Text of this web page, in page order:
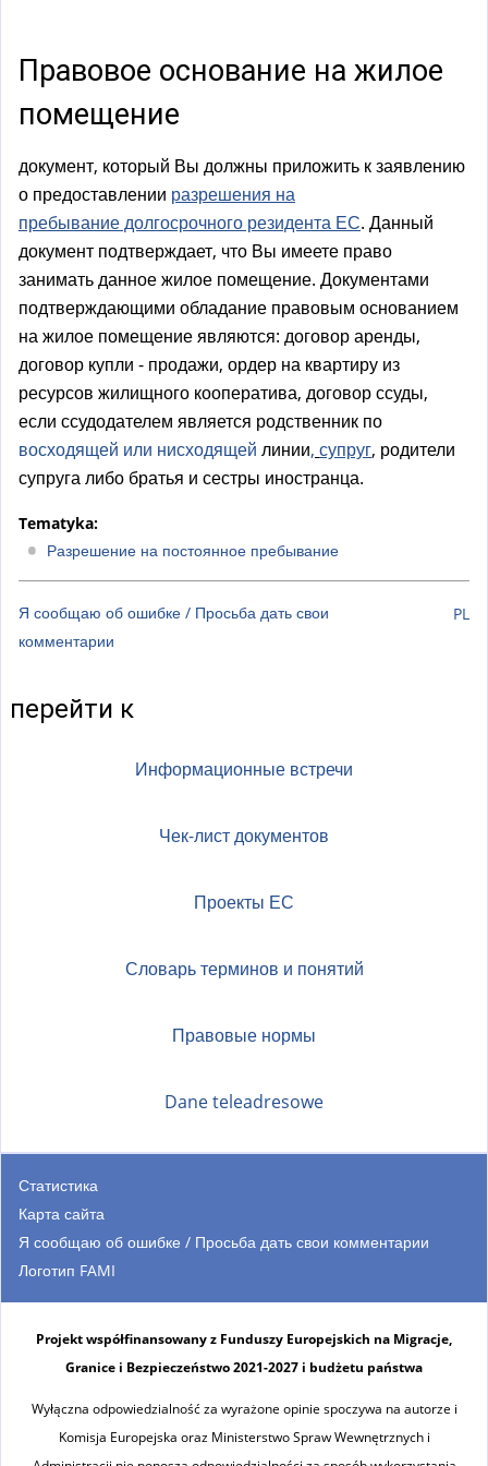
Правовое основание на жилое
помещение
документ, который Вы должны приложить к заявлению
о предоставлении разрешения на
пребывание долгосрочного резидента ЕС. Данный
документ подтверждает, что Вы имеете право
занимать данное жилое помещение. Документами
подтверждающими обладание правовым основанием
на жилое помещение являются: договор аренды,
договор купли - продажи, ордер на квартиру из
ресурсов жилищного кооператива, договор ссуды,
если ссудодателем является родственник по
восходящей или нисходящей линии, супруг, родители
супруга либо братья и сестры иностранца.
Tematyka:
Разрешение на постоянное пребывание
Я сообщаю об ошибке / Просьба дать свои
комментарии
PL
перейти к
Информационные встречи
Чек-лист документов
Проекты ЕС
Словарь терминов и понятий
Правовые нормы
Dane teleadresowe
Статистика
Карта сайта
Я сообщаю об ошибке / Просьба дать свои комментарии
Логотип FAMI
Projekt współfinansowany z Funduszy Europejskich na Migracje,
Granice i Bezpieczeństwo 2021-2027 i budżetu państwa
Wyłączna odpowiedzialność za wyrażone opinie spoczywa na autorze i
Komisja Europejska oraz Ministerstwo Spraw Wewnętrznych i